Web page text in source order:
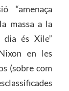
“amenaça
massa a la
dia és Xile”
en les
(sobre com